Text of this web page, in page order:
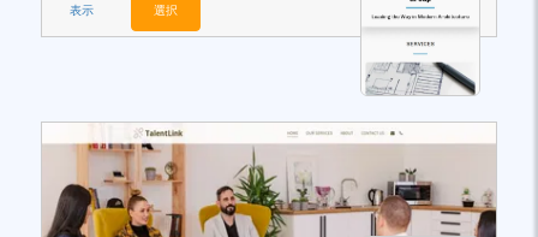
表示 選択